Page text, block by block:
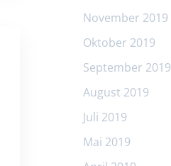
November 2019
Oktober 2019
September 2019
August 2019
Juli 2019
Mai 2019